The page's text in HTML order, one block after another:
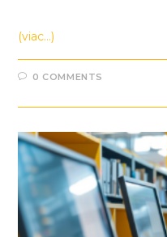
(viac…)
0 COMMENTS